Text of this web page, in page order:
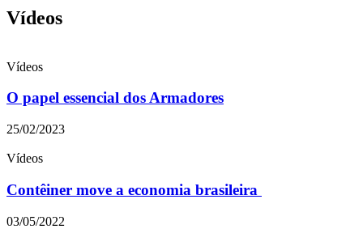
Vídeos
Vídeos
O papel essencial dos Armadores
25/02/2023
Vídeos
Contêiner move a economia brasileira
03/05/2022